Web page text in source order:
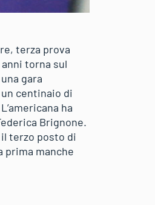
terza prova
torna sul
gara
centinaio di
ha
Brignone.
terzo posto di
prima manche